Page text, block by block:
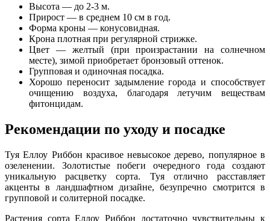
Высота — до 2-3 м.
Прирост — в среднем 10 см в год.
Форма кроны — конусовидная.
Крона плотная при регулярной стрижке.
Цвет — желтый (при произрастании на солнечном
месте), зимой приобретает бронзовый оттенок.
Групповая и одиночная посадка.
Хорошо переносит задымление города и способствует
очищению воздуха, благодаря летучим веществам
фитонцидам.
Рекомендации по уходу и посадке
Туя Еллоу Риббон красивое невысокое дерево, популярное в
озеленении. Золотистые побеги очередного года создают
уникальную расцветку сорта. Туя отлично расставляет
акценты в ландшафтном дизайне, безупречно смотрится в
групповой и солитерной посадке.
Растения сорта Еллоу Риббон достаточно чувствительны к